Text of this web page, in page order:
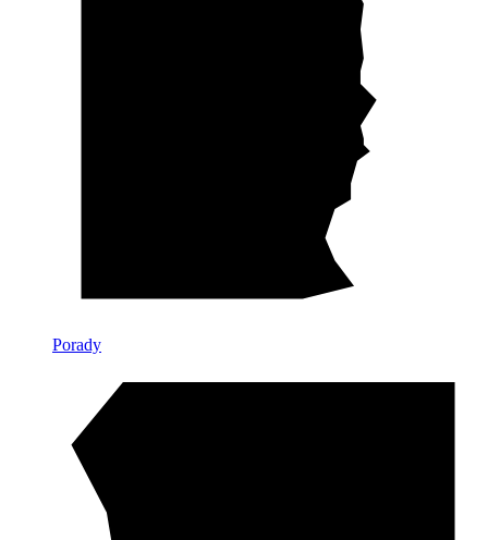
Porady